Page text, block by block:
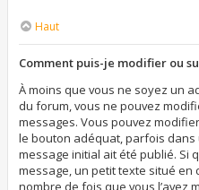
Haut
Comment puis-je modifier ou
À moins que vous ne soyez un
du forum, vous ne pouvez
messages. Vous pouvez
le bouton adéquat, parfois
message initial ait été publié. Si
message, un petit texte situé
nombre de fois que vous l’avez